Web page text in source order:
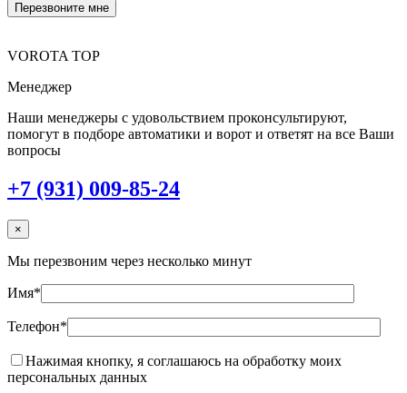
VOROTA TOP
Менеджер
Наши менеджеры с удовольствием проконсультируют,
помогут в подборе автоматики и ворот и ответят на все Ваши
вопросы
+7 (931) 009-85-24
×
Мы перезвоним через несколько минут
Имя*
Телефон*
Нажимая кнопку, я соглашаюсь на обработку моих
персональных данных